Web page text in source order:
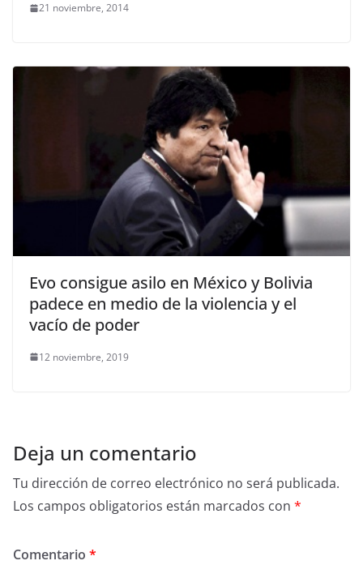
21 noviembre, 2014
Evo consigue asilo en México y Bolivia
padece en medio de la violencia y el
vacío de poder
12 noviembre, 2019
Deja un comentario
Tu dirección de correo electrónico no será publicada.
Los campos obligatorios están marcados con *
Comentario *